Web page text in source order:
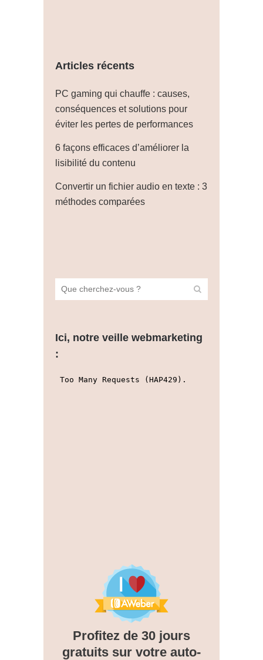
Articles récents
PC gaming qui chauffe : causes,
conséquences et solutions pour
éviter les pertes de performances
6 façons efficaces d’améliorer la
lisibilité du contenu
Convertir un fichier audio en texte : 3
méthodes comparées
Ici, notre veille webmarketing
:
Profitez de 30 jours
gratuits sur votre auto-